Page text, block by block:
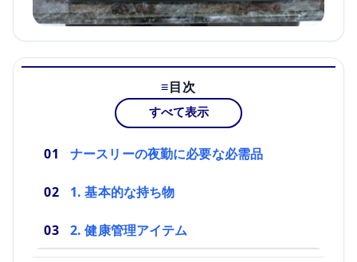
目次
すべて表示
ナースリーの夜勤に必要な必需品
1. 基本的な持ち物
2. 健康管理アイテム